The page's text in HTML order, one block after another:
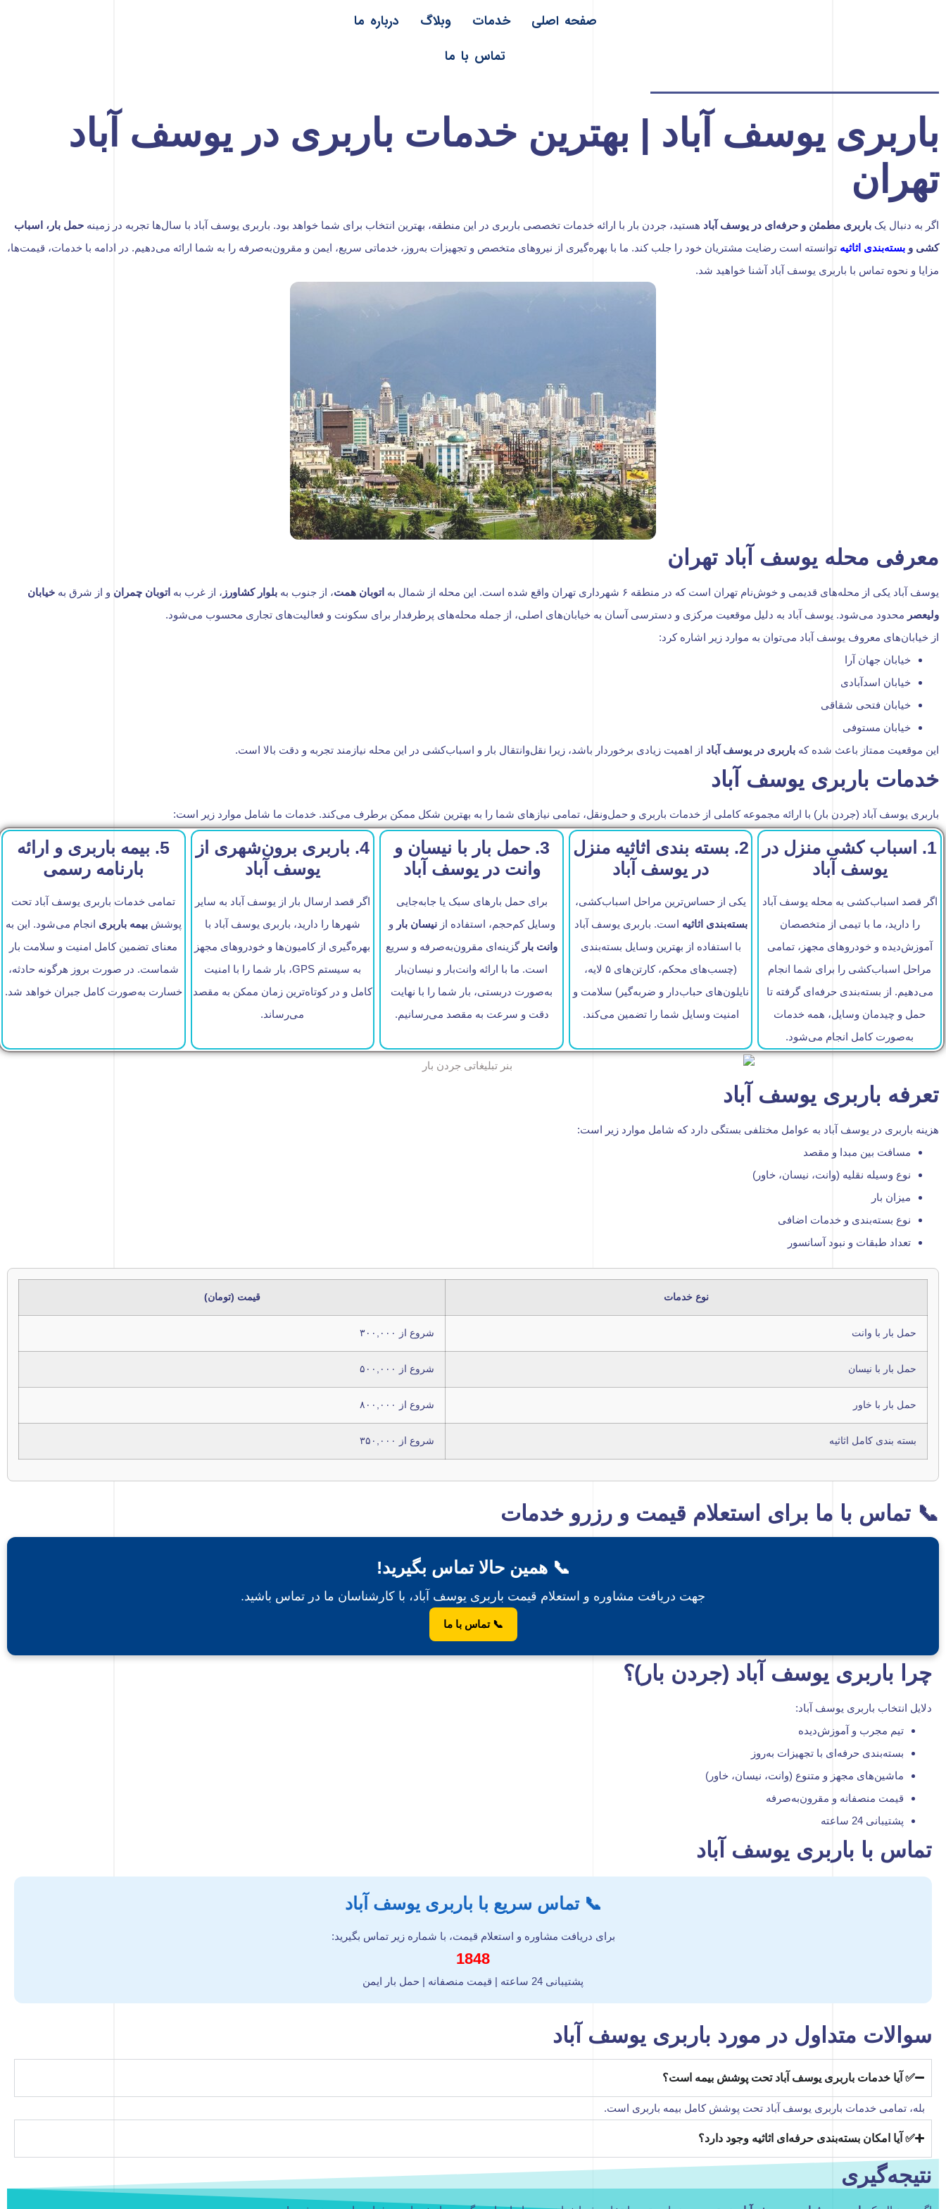
صفحه اصلی خدمات وبلاگ
درباره ما
تماس با ما
باربری یوسف آباد | بهترین خدمات باربری در یوسف آباد
تهران
اگر به دنبال یک باربری مطمئن و حرفه‌ای در یوسف آباد هستید، جردن بار با ارائه خدمات تخصصی باربری در این منطقه، بهترین انتخاب برای شما خواهد بود. باربری یوسف آباد با سال‌ها تجربه در زمینه حمل بار، اسباب
کشی و بسته‌بندی اثاثیه توانسته است رضایت مشتریان خود را جلب کند. ما با بهره‌گیری از نیروهای متخصص و تجهیزات به‌روز، خدماتی سریع، ایمن و مقرون‌به‌صرفه را به شما ارائه می‌دهیم. در ادامه با خدمات، قیمت‌ها،
مزایا و نحوه تماس با باربری یوسف آباد آشنا خواهید شد.
معرفی محله یوسف آباد تهران
یوسف آباد یکی از محله‌های قدیمی و خوش‌نام تهران است که در منطقه ۶ شهرداری تهران واقع شده است. این محله از شمال به اتوبان همت، از جنوب به بلوار کشاورز ، از غرب به اتوبان چمران و از شرق به خیابان
ولیعصر محدود می‌شود. یوسف آباد به دلیل موقعیت مرکزی و دسترسی آسان به خیابان‌های اصلی، از جمله محله‌های پرطرفدار برای سکونت و فعالیت‌های تجاری محسوب می‌شود.
از خیابان‌های معروف یوسف آباد می‌توان به موارد زیر اشاره کرد:
خیابان جهان آرا
خیابان اسدآبادی
خیابان فتحی شقاقی
خیابان مستوفی
این موقعیت ممتاز باعث شده که باربری در یوسف آباد از اهمیت زیادی برخوردار باشد، زیرا نقل‌وانتقال بار و اسباب‌کشی در این محله نیازمند تجربه و دقت بالا است.
خدمات باربری یوسف آباد
باربری یوسف آباد (جردن بار) با ارائه مجموعه کاملی از خدمات باربری و حمل‌ونقل، تمامی نیازهای شما را به بهترین شکل ممکن برطرف می‌کند. خدمات ما شامل موارد زیر است:
1. اسباب کشی منزل در
یوسف آباد
اگر قصد اسباب‌کشی به محله یوسف آباد
را دارید، ما با تیمی از متخصصان
آموزش‌دیده و خودروهای مجهز، تمامی
مراحل اسباب‌کشی را برای شما انجام
می‌دهیم. از بسته‌بندی حرفه‌ای گرفته تا
حمل و چیدمان وسایل، همه خدمات
به‌صورت کامل انجام می‌شود.
2. بسته بندی اثاثیه منزل
در یوسف آباد
یکی از حساس‌ترین مراحل اسباب‌کشی،
بسته‌بندی اثاثیه است. باربری یوسف آباد
با استفاده از بهترین وسایل بسته‌بندی
(چسب‌های محکم، کارتن‌های ۵ لایه،
نایلون‌های حباب‌دار و ضربه‌گیر) سلامت و
امنیت وسایل شما را تضمین می‌کند.
3. حمل بار با نیسان و
وانت در یوسف آباد
برای حمل بارهای سبک یا جابه‌جایی
وسایل کم‌حجم، استفاده ازنیسان بار و
وانت بار گزینه‌ای مقرون‌به‌صرفه و سریع
است. ما با ارائه وانت‌بار و نیسان‌بار
به‌صورت دربستی، بار شما را با نهایت
دقت و سرعت به مقصد می‌رسانیم.
4. باربری برون‌شهری از
یوسف آباد
اگر قصد ارسال بار از یوسف آباد به سایر
شهرها را دارید، باربری یوسف آباد با
بهره‌گیری از کامیون‌ها و خودروهای مجهز
به سیستم GPS، بار شما را با امنیت
کامل و در کوتاه‌ترین زمان ممکن به مقصد
می‌رساند.
5. بیمه باربری و ارائه
بارنامه رسمی
تمامی خدمات باربری یوسف آباد تحت
پوششبیمه باربری انجام می‌شود. این به
معنای تضمین کامل امنیت و سلامت بار
شماست. در صورت بروز هرگونه حادثه،
خسارت به‌صورت کامل جبران خواهد شد.
تعرفه باربری یوسف آباد
هزینه باربری در یوسف آباد به عوامل مختلفی بستگی دارد که شامل موارد زیر است:
مسافت بین مبدا و مقصد
نوع وسیله نقلیه (وانت، نیسان، خاور)
میزان بار
نوع بسته‌بندی و خدمات اضافی
تعداد طبقات و نبود آسانسور
نوع خدمات قیمت (تومان)
حمل بار با وانت شروع از ۳۰۰,۰۰۰
حمل بار با نیسان شروع از ۵۰۰,۰۰۰
حمل بار با خاور شروع از ۸۰۰,۰۰۰
بسته بندی کامل اثاثیه شروع از ۳۵۰,۰۰۰
📞 تماس با ما برای استعلام قیمت و رزرو خدمات
📞 همین حالا تماس بگیرید!
جهت دریافت مشاوره و استعلام قیمت باربری یوسف آباد، با کارشناسان ما در تماس باشید.
📞 تماس با ما
چرا باربری یوسف آباد (جردن بار)؟
دلایل انتخاب باربری یوسف آباد:
تیم مجرب و آموزش‌دیده
بسته‌بندی حرفه‌ای با تجهیزات به‌روز
ماشین‌های مجهز و متنوع (وانت، نیسان، خاور)
قیمت منصفانه و مقرون‌به‌صرفه
پشتیبانی 24 ساعته
تماس با باربری یوسف آباد
📞 تماس سریع با باربری یوسف آباد
برای دریافت مشاوره و استعلام قیمت، با شماره زیر تماس بگیرید:
1848
پشتیبانی 24 ساعته | قیمت منصفانه | حمل بار ایمن
سوالات متداول در مورد باربری یوسف آباد
✅ آیا خدمات باربری یوسف آباد تحت پوشش بیمه است؟
بله، تمامی خدمات باربری یوسف آباد تحت پوشش کامل بیمه باربری است.
✅ آیا امکان بسته‌بندی حرفه‌ای اثاثیه وجود دارد؟
نتیجه‌گیری